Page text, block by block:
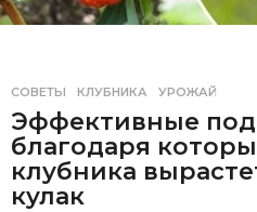
СОВЕТЫ КЛУБНИКА ,УРОЖАЙ
Эффективные
благодаря
клубника
кулак